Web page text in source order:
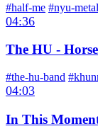
#half-me #nyu-
04:36
The HU -
#the-hu-band
04:03
In This